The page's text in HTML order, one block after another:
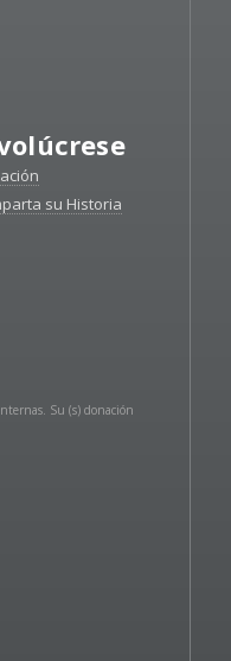
su Historia
Su (s) donación